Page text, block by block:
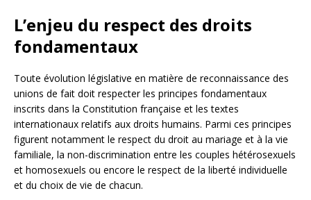
L’enjeu du respect des droits
fondamentaux
Toute évolution législative en matière de reconnaissance des
unions de fait doit respecter les principes fondamentaux
inscrits dans la Constitution française et les textes
internationaux relatifs aux droits humains. Parmi ces principes
figurent notamment le respect du droit au mariage et à la vie
familiale, la non-discrimination entre les couples hétérosexuels
et homosexuels ou encore le respect de la liberté individuelle
et du choix de vie de chacun.